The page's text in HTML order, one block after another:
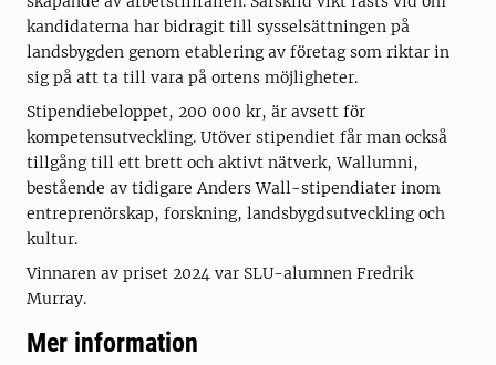
kandidaterna har bidragit till sysselsättningen på
landsbygden genom etablering av företag som riktar in
sig på att ta till vara på ortens möjligheter.
Stipendiebeloppet, 200 000 kr, är avsett för
kompetensutveckling. Utöver stipendiet får man också
tillgång till ett brett och aktivt nätverk, Wallumni,
bestående av tidigare Anders Wall-stipendiater inom
entreprenörskap, forskning, landsbygdsutveckling och
kultur.
Vinnaren av priset 2024 var SLU-alumnen Fredrik
Murray.
Mer information